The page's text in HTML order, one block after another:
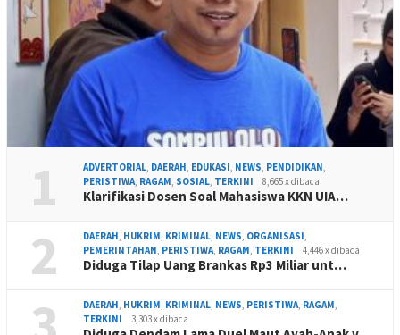
1 ADVERTORIAL, DAERAH, EDUKASI, NEWS, PENDIDIKAN,
PERISTIWA, RAGAM, SOSIAL, TERKINI 8,665 x dibaca
Klarifikasi Dosen Soal Mahasiswa KKN UIA…
2 DAERAH, HUKRIM, KRIMINAL, NEWS, ORGANISASI,
PEMERINTAHAN, PERISTIWA, RAGAM, TERKINI 4,446 x dibaca
Diduga Tilap Uang Brankas Rp3 Miliar unt…
DAERAH, HUKRIM, KRIMINAL, NEWS, PERISTIWA, RAGAM,
TERKINI
3,303 x dibaca